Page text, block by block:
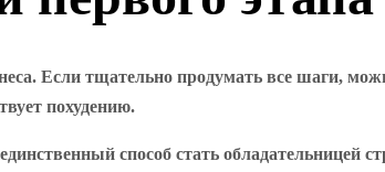
Если тщательно продумать все шаги,
похудению.
способ стать